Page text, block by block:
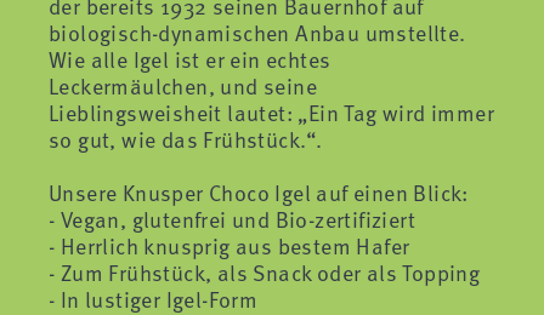
biologisch-dynamischen Anbau umstellte.
Wie alle Igel ist er ein echtes
Leckermäulchen, und seine
Lieblingsweisheit lautet: „Ein Tag wird immer
so gut, wie das Frühstück.“.
Unsere Knusper Choco Igel auf einen Blick:
- Vegan, glutenfrei und Bio-zertifiziert
- Herrlich knusprig aus bestem Hafer
- Zum Frühstück, als Snack oder als Topping
- In lustiger Igel-Form